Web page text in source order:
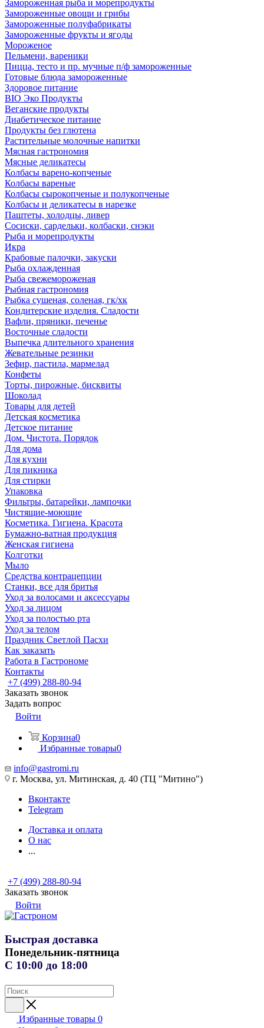
Замороженная рыба и морепродукты
Замороженные овощи и грибы
Замороженные полуфабрикаты
Замороженные фрукты и ягоды
Мороженое
Пельмени, вареники
Пицца, тесто и пр. мучные п/ф замороженные
Готовые блюда замороженные
Здоровое питание
BIO Эко Продукты
Веганские продукты
Диабетическое питание
Продукты без глютена
Растительные молочные напитки
Мясная гастрономия
Мясные деликатесы
Колбасы варено-копченые
Колбасы вареные
Колбасы сырокопченые и полукопченые
Колбасы и деликатесы в нарезке
Паштеты, холодцы, ливер
Сосиски, сардельки, колбаски, снэки
Рыба и морепродукты
Икра
Крабовые палочки, закуски
Рыба охлажденная
Рыба свежемороженая
Рыбная гастрономия
Рыбка сушеная, соленая, гк/хк
Кондитерские изделия. Сладости
Вафли, пряники, печенье
Восточные сладости
Выпечка длительного хранения
Жевательные резинки
Зефир, пастила, мармелад
Конфеты
Торты, пирожные, бисквиты
Шоколад
Товары для детей
Детская косметика
Детское питание
Дом. Чистота. Порядок
Для дома
Для кухни
Для пикника
Для стирки
Упаковка
Фильтры, батарейки, лампочки
Чистящие-моющие
Косметика. Гигиена. Красота
Бумажно-ватная продукция
Женская гигиена
Колготки
Мыло
Средства контрацепции
Станки, все для бритья
Уход за волосами и аксессуары
Уход за лицом
Уход за полостью рта
Уход за телом
Праздник Светлой Пасхи
Как заказать
Работа в Гастрономе
Контакты
+7 (499) 288-80-94
Заказать звонок
Задать вопрос
Войти
Корзина0
Избранные товары0
info@gastromi.ru
г. Москва, ул. Митинская, д. 40 (ТЦ "Митино")
Вконтакте
Telegram
Доставка и оплата
О нас
...
+7 (499) 288-80-94
Заказать звонок
Войти
Быстрая доставка
Понедельник-пятница
С 10:00 до 18:00
Избранные товары 0